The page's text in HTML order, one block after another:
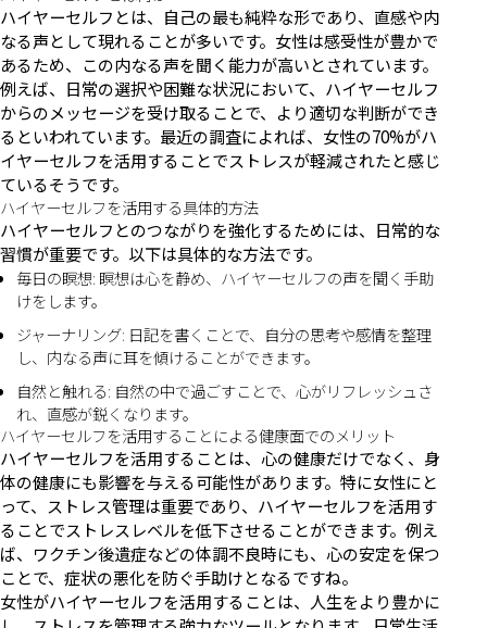
ハイヤーセルフとは、自己の最も純粋な形であり、直感や内
なる声として現れることが多いです。女性は感受性が豊かで
あるため、この内なる声を聞く能力が高いとされています。
例えば、日常の選択や困難な状況において、ハイヤーセルフ
からのメッセージを受け取ることで、より適切な判断ができ
るといわれています。最近の調査によれば、女性の70%がハ
イヤーセルフを活用することでストレスが軽減されたと感じ
ているそうです。
ハイヤーセルフを活用する具体的方法
ハイヤーセルフとのつながりを強化するためには、日常的な
習慣が重要です。以下は具体的な方法です。
毎日の瞑想: 瞑想は心を静め、ハイヤーセルフの声を聞く手助
けをします。
ジャーナリング: 日記を書くことで、自分の思考や感情を整理
し、内なる声に耳を傾けることができます。
自然と触れる: 自然の中で過ごすことで、心がリフレッシュさ
れ、直感が鋭くなります。
ハイヤーセルフを活用することによる健康面でのメリット
ハイヤーセルフを活用することは、心の健康だけでなく、身
体の健康にも影響を与える可能性があります。特に女性にと
って、ストレス管理は重要であり、ハイヤーセルフを活用す
ることでストレスレベルを低下させることができます。例え
ば、ワクチン後遺症などの体調不良時にも、心の安定を保つ
ことで、症状の悪化を防ぐ手助けとなるですね。
女性がハイヤーセルフを活用することは、人生をより豊かに